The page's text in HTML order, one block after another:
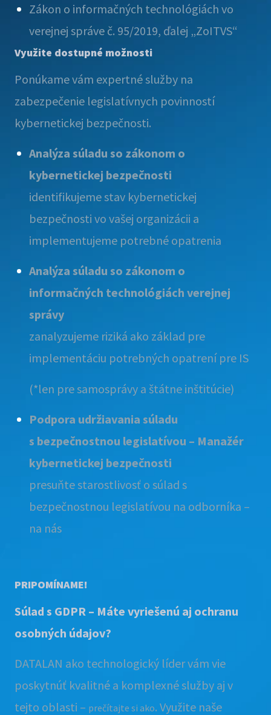
Zákon o informačných technológiách vo
verejnej správe č. 95/2019, ďalej „ZoITVS“
Využite dostupné možnosti
Ponúkame vám expertné služby na
zabezpečenie legislatívnych povinností
kybernetickej bezpečnosti.
Analýza súladu so zákonom o
kybernetickej bezpečnosti
identifikujeme stav kybernetickej
bezpečnosti vo vašej organizácii a
implementujeme potrebné opatrenia
Analýza súladu so zákonom o
informačných technológiách verejnej
správy
zanalyzujeme riziká ako základ pre
implementáciu potrebných opatrení pre IS
(*len pre samosprávy a štátne inštitúcie)
Podpora udržiavania súladu
s bezpečnostnou legislatívou – Manažér
kybernetickej bezpečnosti
presuňte starostlivosť o súlad s
bezpečnostnou legislatívou na odborníka –
na nás
PRIPOMÍNAME!
Súlad s GDPR – Máte vyriešenú aj ochranu
osobných údajov?
DATALAN ako technologický líder vám vie
poskytnúť kvalitné a komplexné služby aj v
tejto oblasti – prečítajte si ako. Využite naše